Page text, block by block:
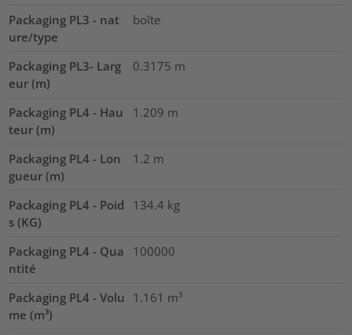
Packaging PL3 - nat
ure/type
boîte
Packaging PL3- Larg
eur (m)
0.3175 m
Packaging PL4 - Hau
teur (m)
1.209 m
Packaging PL4 - Lon
gueur (m)
1.2 m
Packaging PL4 - Poid
s (KG)
134.4 kg
Packaging PL4 - Qua
ntité
100000
Packaging PL4 - Volu
me (m³)
1.161 m³